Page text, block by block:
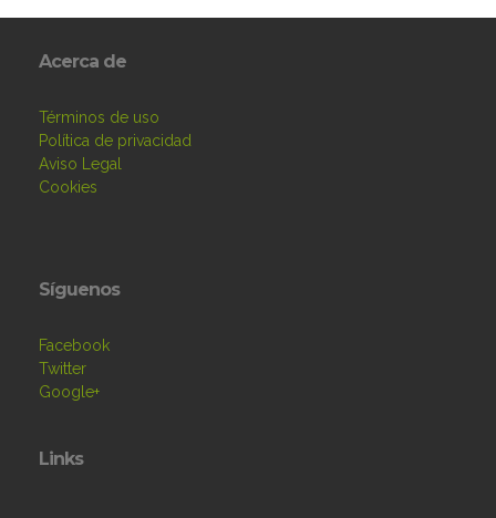
Acerca de
Términos de uso
Política de privacidad
Aviso Legal
Cookies
Síguenos
Facebook
Twitter
Google+
Links